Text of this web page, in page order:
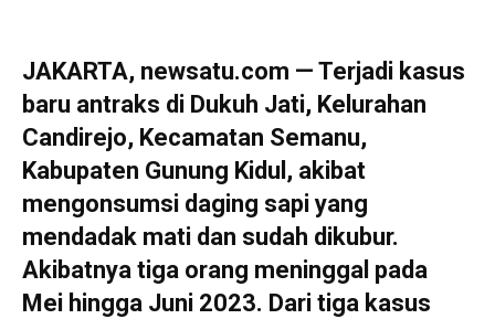
JAKARTA, newsatu.com — Terjadi kasus
baru antraks di Dukuh Jati, Kelurahan
Candirejo, Kecamatan Semanu,
Kabupaten Gunung Kidul, akibat
mengonsumsi daging sapi yang
mendadak mati dan sudah dikubur.
Akibatnya tiga orang meninggal pada
Mei hingga Juni 2023. Dari tiga kasus